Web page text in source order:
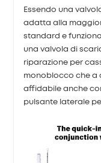
Essendo una
adatta alla
standard e
una valvola di
riparazione per
monoblocco che a
affidabile anche
pulsante laterale